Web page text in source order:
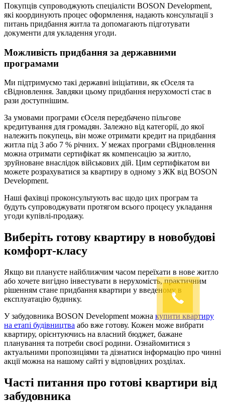
Покупців супроводжують спеціалісти BOSON Development,
які координують процес оформлення, надають консультації з
питань придбання житла та допомагають підготувати
документи для укладення угоди.
Можливість придбання за державними
програмами
Ми підтримуємо такі державні ініціативи, як єОселя та
єВідновлення. Завдяки цьому придбання нерухомості стає в
рази доступнішим.
За умовами програми єОселя передбачено пільгове
кредитування для громадян. Залежно від категорії, до якої
належить покупець, він може отримати кредит на придбання
житла під 3 або 7 % річних. У межах програми єВідновлення
можна отримати сертифікат як компенсацію за житло,
зруйноване внаслідок військових дій. Цим сертифікатом ви
можете розрахуватися за квартиру в одному з ЖК від BOSON
Development.
Наші фахівці проконсультують вас щодо цих програм та
будуть супроводжувати протягом всього процесу укладання
угоди купівлі-продажу.
Виберіть готову квартиру в новобудові
комфорт-класу
Якщо ви плануєте найближчим часом переїхати в нове житло
або хочете вигідно інвестувати в нерухомість, практичним
рішенням стане придбання квартири у введеному в
експлуатацію будинку.
У забудовника BOSON Development можна купити квартиру
на етапі будівництва або вже готову. Кожен може вибрати
квартиру, орієнтуючись на власний бюджет, бажане
планування та потреби своєї родини. Ознайомитися з
актуальними пропозиціями та дізнатися інформацію про чинні
акції можна на нашому сайті у відповідних розділах.
Часті питання про готові квартири від
забудовника